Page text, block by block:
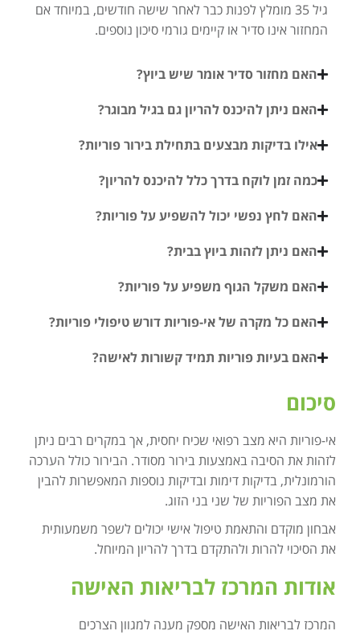
גיל 35 מומלץ לפנות כבר לאחר שישה חודשים, במיוחד אם
המחזור אינו סדיר או קיימים גורמי סיכון נוספים.
האם מחזור סדיר אומר שיש ביוץ?
האם ניתן להיכנס להריון גם בגיל מבוגר?
אילו בדיקות מבצעים בתחילת בירור פוריות?
כמה זמן לוקח בדרך כלל להיכנס להריון?
האם לחץ נפשי יכול להשפיע על פוריות?
האם ניתן לזהות ביוץ בבית?
האם משקל הגוף משפיע על פוריות?
האם כל מקרה של אי-פוריות דורש טיפולי פוריות?
האם בעיות פוריות תמיד קשורות לאישה?
סיכום
אי-פוריות היא מצב רפואי שכיח יחסית, אך במקרים רבים ניתן
לזהות את הסיבה באמצעות בירור מסודר. הבירור כולל הערכה
הורמונלית, בדיקות דימות ובדיקות נוספות המאפשרות להבין
את מצב הפוריות של שני בני הזוג.
אבחון מוקדם והתאמת טיפול אישי יכולים לשפר משמעותית
את הסיכוי להרות ולהתקדם בדרך להריון המיוחל.
אודות המרכז לבריאות האישה
המרכז לבריאות האישה מספק מענה למגוון הצרכים